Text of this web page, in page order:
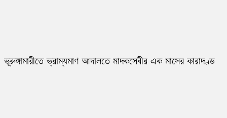
ভূরুঙ্গামারীতে ভ্রাম্যমাণ আদালতে মাদকসেবীর এক মাসের কারাদণ্ড